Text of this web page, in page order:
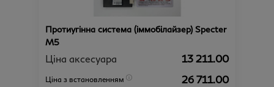
Протиугінна система (іммобілайзер) Specter
М5
Ціна аксесуара 13 211.00
Ціна з встановленням 26 711.00